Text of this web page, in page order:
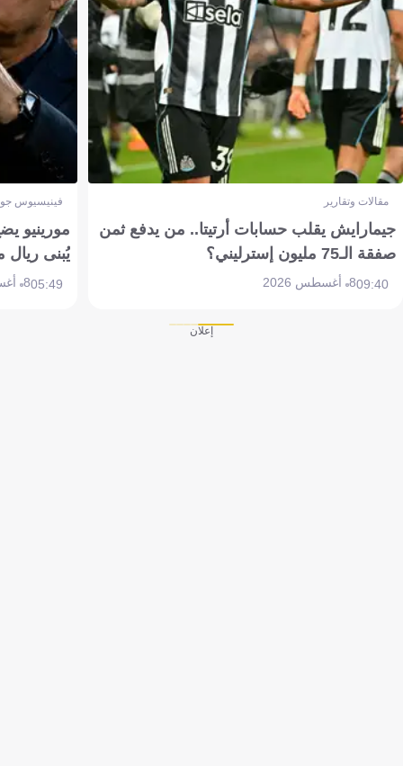
مقالات وتقارير
جيمارايش يقلب حسابات أرتيتا.. من يدفع ثمن
صفقة الـ75 مليون إسترليني؟
09:408 أغسطس 2026
فينيسيوس
مورينيو
يُبنى ريال
05:498 أغسطس 2026
إعلان